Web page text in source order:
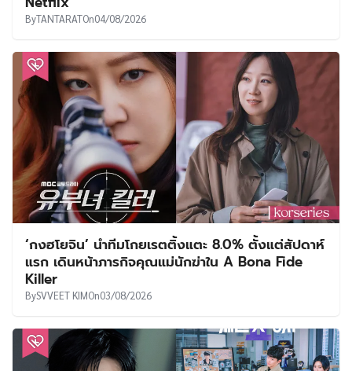
ByTANTARATOn04/08/2026
‘กงฮโยจิน’ นำทีมโกยเรตติ้งแตะ 8.0% ตั้งแต่สัปดาห์
แรก เดินหน้าภารกิจคุณแม่นักฆ่าใน A Bona Fide
Killer
BySVVEET KIMOn03/08/2026